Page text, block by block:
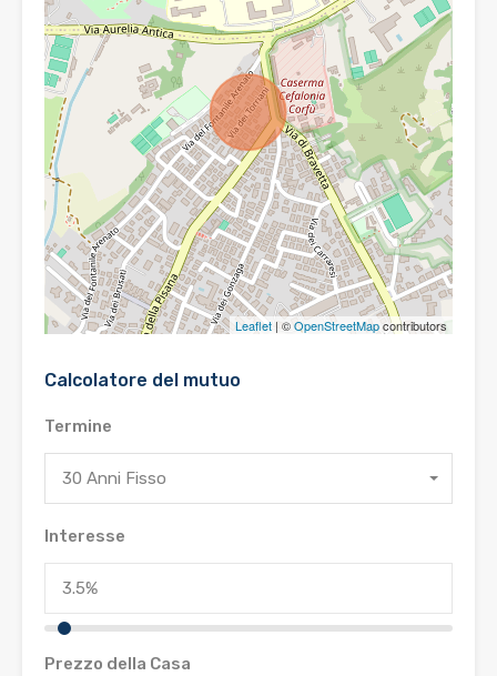
Leaflet | ©OpenStreetMapcontributors
Calcolatore del mutuo
Termine
30 Anni Fisso
Interesse
Prezzo della Casa